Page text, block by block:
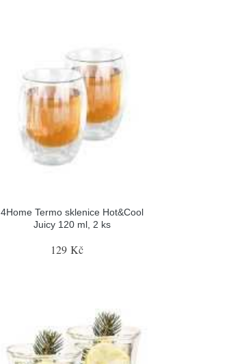
4Home Termo sklenice Hot&Cool
Juicy 120 ml, 2 ks
129 Kč